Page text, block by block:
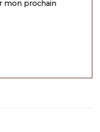
mon prochain